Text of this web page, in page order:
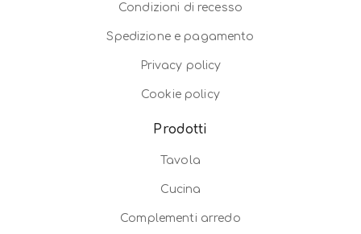
Condizioni di recesso
Spedizione e pagamento
Privacy policy
Cookie policy
Prodotti
Tavola
Cucina
Complementi arredo